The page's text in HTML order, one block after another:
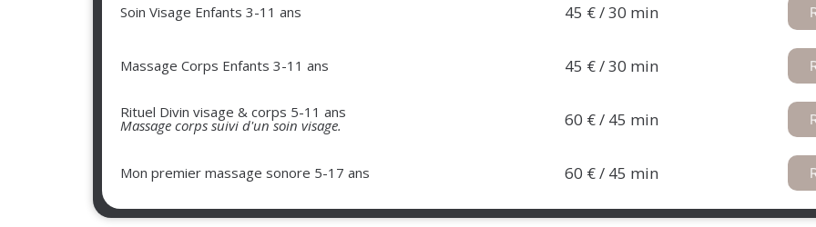
Soin Visage Enfants 3-11 ans 45 € / 30 min​
Massage Corps Enfants 3-11 ans 45 € / 30 min​
Rituel Divin visage & corps 5-11 ans
Massage corps suivi d'un soin visage. 60 € / 45 min
Mon premier massage sonore 5-17 ans ​ 60 € / 45 min